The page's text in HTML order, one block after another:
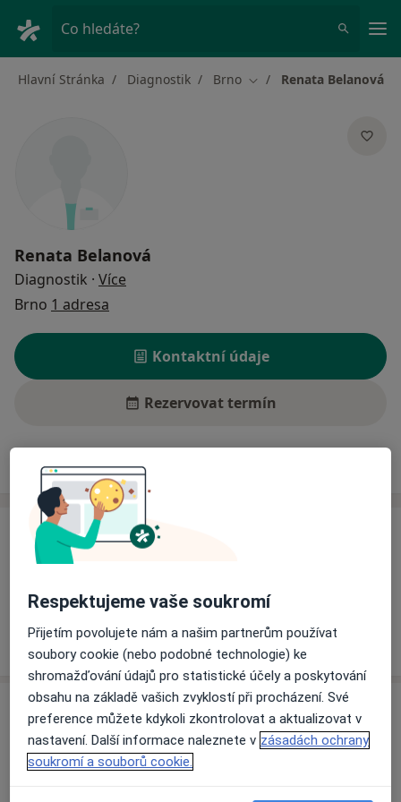
Co hledáte?
Hlavní Stránka Diagnostik Brno Změna města
Renata Belanová
Renata Belanová
Diagnostik · Více
Brno 1 adresa
Kontaktní údaje
Rezervovat termín
Ceník Adresy
Ceník
Informace o službách a cenách nejsou k dispozici
Tento specialista ještě nepřidával žádné informace o
Adresa
Masarykův onkologický ústav
Žlutý kopec 543/7, Brno-střed
Respektujeme vaše soukromí
Přijetím povolujete nám a našim partnerům používat
soubory cookie (nebo podobné technologie) ke
shromažďování údajů pro statistické účely a poskytování
obsahu na základě vašich zvyklostí při procházení. Své
preference můžete kdykoli zkontrolovat a aktualizovat v
nastavení. Další informace naleznete v zásadách ochrany
soukromí a souborů cookie.